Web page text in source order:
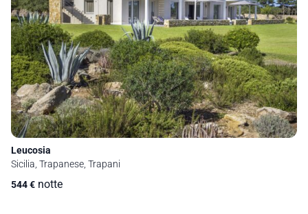
Leucosia
Sicilia, Trapanese, Trapani
544€ notte